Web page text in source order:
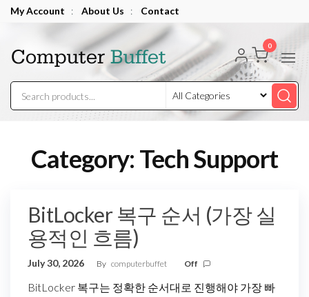
Skip
the
content
My Account : About Us : Contact
Computer
Buffet
0
Category: Tech Support
BitLocker 복구 순서 (가장 실
용적인 흐름)
July 30, 2026 By computerbuffet Off
BitLocker 복구는 정확한 순서대로 진행해야 가장 빠